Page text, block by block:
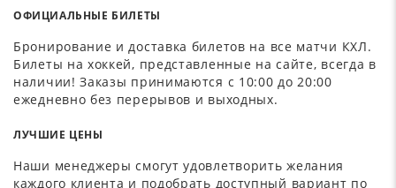
ОФИЦИАЛЬНЫЕ БИЛЕТЫ
Бронирование и доставка билетов на все матчи КХЛ.
Билеты на хоккей, представленные на сайте, всегда в
наличии! Заказы принимаются с 10:00 до 20:00
ежедневно без перерывов и выходных.
ЛУЧШИЕ ЦЕНЫ
Наши менеджеры смогут удовлетворить желания
каждого клиента и подобрать доступный вариант по